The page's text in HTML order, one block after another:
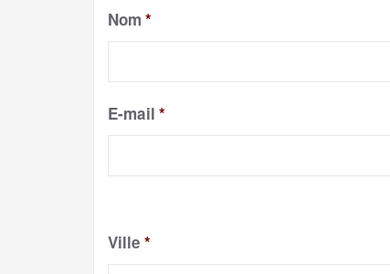
Nom *
E-mail *
Ville *